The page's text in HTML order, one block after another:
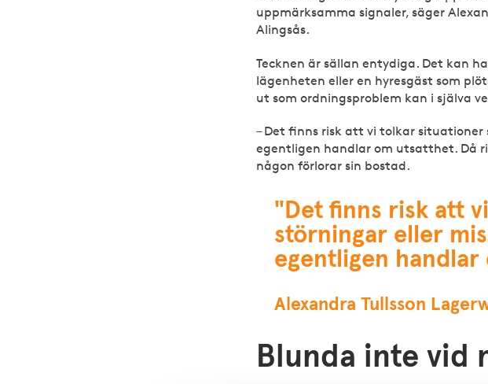
uppmärksamma signaler, säger
Alingsås.
Tecknen är sällan entydiga. Det kan
lägenheten eller en hyresgäst som
ut som ordningsproblem kan i själva
– Det finns risk att vi tolkar
egentligen handlar om utsatthet. Då
någon förlorar sin bostad.
"Det finns risk att
störningar eller
egentligen
Alexandra Tullsson
Blunda inte vid